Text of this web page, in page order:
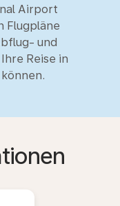
Airport
Flugpläne
und
Reise in